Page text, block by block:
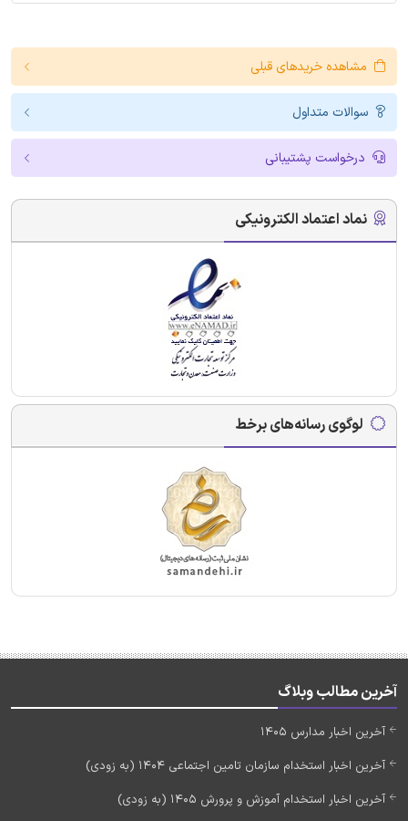
مشاهده خریدهای قبلی
سوالات متداول
درخواست پشتیبانی
نماد اعتماد الکترونیکی
لوگوی رسانه‌های برخط
آخرین مطالب وبلاگ
آخرین اخبار مدارس 1405
آخرین اخبار استخدام سازمان تامین اجتماعی 1404 (به زودی)
آخرین اخبار استخدام آموزش و پرورش 1405 (به زودی)